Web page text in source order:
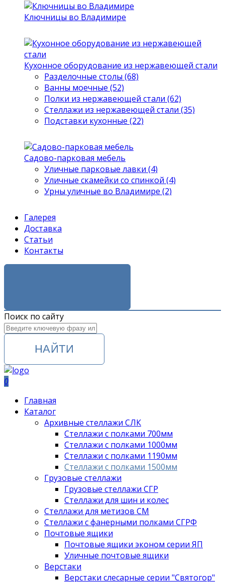
Ключницы во Владимире
Кухонное оборудование из нержавеющей стали
Разделочные столы (68)
Ванны моечные (52)
Полки из нержавеющей стали (62)
Стеллажи из нержавеющей стали (35)
Подставки кухонные (22)
Садово-парковая мебель
Уличные парковые лавки (4)
Уличные скамейки со спинкой (4)
Урны уличные во Владимире (2)
Галерея
Доставка
Статьи
Контакты
Поиск по сайту
НАЙТИ
0
Главная
Каталог
Архивные стеллажи СЛК
Стеллажи с полками 700мм
Стеллажи с полками 1000мм
Стеллажи с полками 1190мм
Стеллажи с полками 1500мм
Грузовые стеллажи
Грузовые стеллажи СГР
Стеллажи для шин и колес
Стеллажи для метизов СМ
Стеллажи с фанерными полками СГРФ
Почтовые ящики
Почтовые ящики эконом серии ЯП
Уличные почтовые ящики
Верстаки
Верстаки слесарные серии "Святогор"